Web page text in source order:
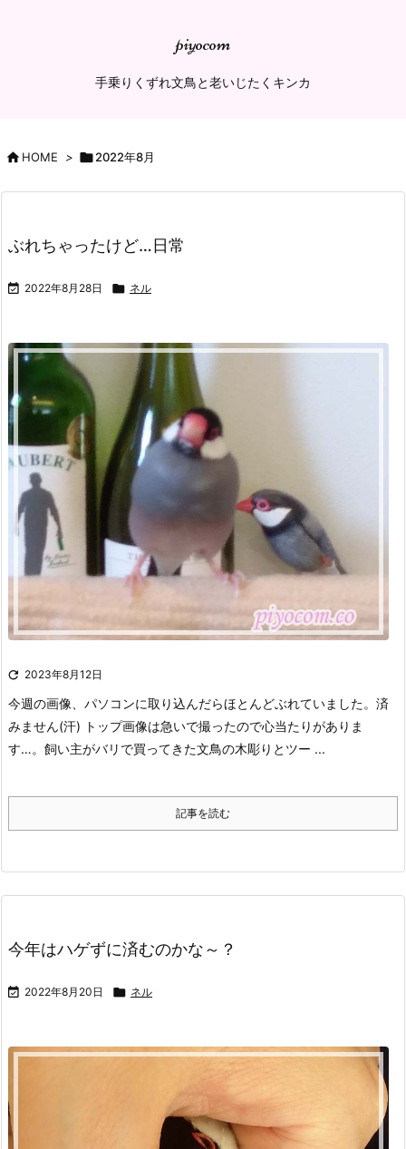
piyocom
手乗りくずれ文鳥と老いじたくキンカ
HOME > 2022年8月
ぶれちゃったけど…日常
 2022年8月28日  ネル
 2023年8月12日
今週の画像、パソコンに取り込んだらほとんどぶれていました。 済
みません(汗) トップ画像は急いで撮ったので心当たりがありま
す…。 飼い主がバリで買ってきた文鳥の木彫りとツー ...
記事を読む
今年はハゲずに済むのかな～？
 2022年8月20日  ネル